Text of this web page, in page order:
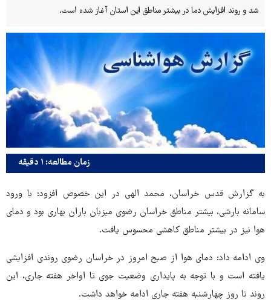
شد و روند افزایش دما در بیشتر مناطق این استان آغاز شده است.
زمان مطالعه: ۱ دقیقه
به گزارش قدس خراسان، محمد الهی در این خصوص افزود: با ورود
سامانه بارشی، بیشتر مناطق خراسان رضوی میزبان باران بهاری بود و دمای
هوا نیز در بیشتر مناطق کاهشی محسوس یافت.
وی ادامه داد: دمای هوا از صبح امروز در خراسان رضوی روندی افزایشی
یافته است و با توجه به پایداری وضعیت جوی تا اواخر هفته جاری، این
روند تا روز چهارشنبه هفته جاری ادامه خواهد داشت.